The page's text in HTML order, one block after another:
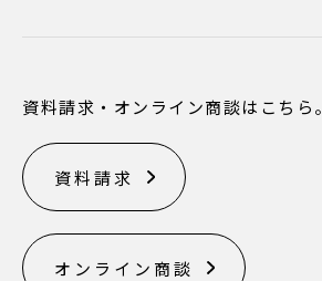
資料請求・オンライン商談はこちら。
資料請求
オンライン商談